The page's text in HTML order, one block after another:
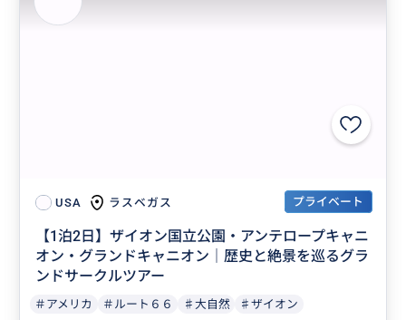
USA ラスベガス プライベート
【1泊2日】ザイオン国立公園・アンテロープキャニ
オン・グランドキャニオン｜歴史と絶景を巡るグラ
ンドサークルツアー
＃アメリカ ＃ルート６６ ♯大自然 ♯ザイオン